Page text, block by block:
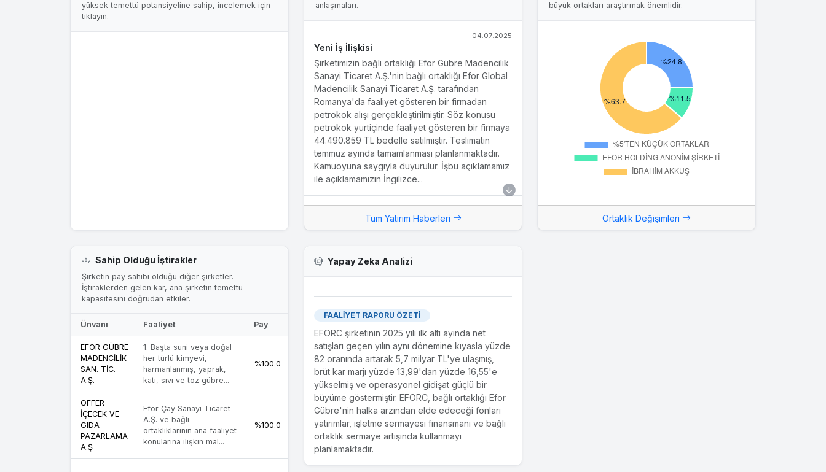
yüksek temettü potansiyeline sahip, incelemek için
tıklayın.
anlaşmaları.
04.07.2025
Yeni İş İlişkisi
Şirketimizin bağlı ortaklığı Efor Gübre Madencilik
Sanayi Ticaret A.Ş.'nin bağlı ortaklığı Efor Global
Madencilik Sanayi Ticaret A.Ş. tarafından
Romanya'da faaliyet gösteren bir firmadan
petrokok alışı gerçekleştirilmiştir. Söz konusu
petrokok yurtiçinde faaliyet gösteren bir firmaya
44.490.859 TL bedelle satılmıştır. Teslimatın
temmuz ayında tamamlanması planlanmaktadır.
Kamuoyuna saygıyla duyurulur. İşbu açıklamamız
ile açıklamamızın İngilizce...
Yeni İş İlişkisi - Türkiye Şeker Fabrikaları A.Ş.
A.Ş. tarafından düzenlenen metalurjik kok alım
ihalesine en uygun teklifi vererek ihaleyi
açıklamamız ile açıklamamızın İngilizce çevirisi
arasında herhangi bir farklılık olması durumunda,
Türkçe açıklama esas kabul edilecektir.
10.06.2025
Yeni İş İlişkisi
Şirketimizin bağlı ortaklığı Efor Gübre Madencilik
Sanayi Ticaret A.Ş.'nin bağlı ortaklığı Efor Global
Madencilik Sanayi Ticaret A.Ş. tarafından yurt
içinde faaliyet gösteren bir firmaya petkok satışı
gerçekleştirmiştir. Söz konusu satışın toplam
tutarı 4.700.000 USD'dir. Teslimatın temmuz
Tüm Yatırım Haberleri
büyük ortakları araştırmak önemlidir.
Ortaklık Değişimleri
Sahip Olduğu İştirakler
Şirketin pay sahibi olduğu diğer şirketler.
İştiraklerden gelen kar, ana şirketin temettü
kapasitesini doğrudan etkiler.
Ünvanı Faaliyet Pay
EFOR GÜBRE
MADENCİLİK
SAN. TİC.
A.Ş.
1. Başta suni veya doğal
her türlü kimyevi,
harmanlanmış, yaprak,
katı, sıvı ve toz gübre...
%100.0
OFFER
İÇECEK VE
GIDA
PAZARLAMA
A.Ş
Efor Çay Sanayi Ticaret
A.Ş. ve bağlı
ortaklıklarının ana faaliyet
konularına ilişkin mal...
%100.0
Yapay Zeka Analizi
FAALİYET RAPORU ÖZETİ
EFORC şirketinin 2025 yılı ilk altı ayında net
satışları geçen yılın aynı dönemine kıyasla yüzde
82 oranında artarak 5,7 milyar TL'ye ulaşmış,
brüt kar marjı yüzde 13,99'dan yüzde 16,55'e
yükselmiş ve operasyonel gidişat güçlü bir
büyüme göstermiştir. EFORC, bağlı ortaklığı Efor
Gübre'nin halka arzından elde edeceği fonları
yatırımlar, işletme sermayesi finansmanı ve bağlı
ortaklık sermaye artışında kullanmayı
planlamaktadır.